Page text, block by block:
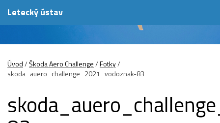
Letecký ústav
Úvod/Škoda Aero Challenge/Fotky/
skoda_auero_challenge_2021_vodoznak-83